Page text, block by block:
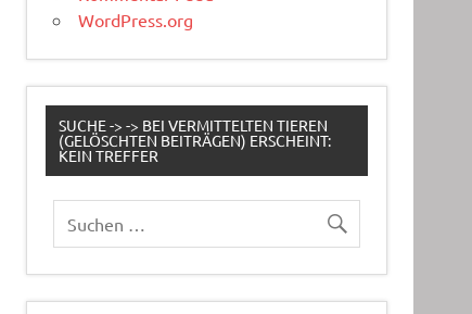
WordPress.org
SUCHE -> -> BEI VERMITTELTEN TIEREN
(GELÖSCHTEN BEITRÄGEN) ERSCHEINT:
KEIN TREFFER